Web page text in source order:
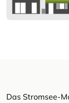
Das Stromsee-